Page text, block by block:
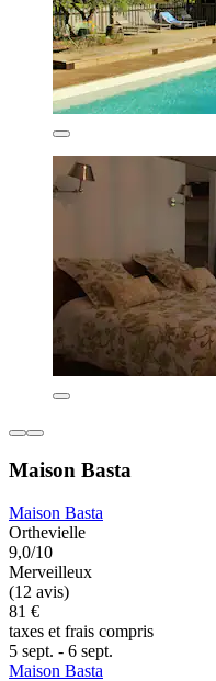
Maison Basta
Maison Basta
Orthevielle
9,0/10
Merveilleux
(12 avis)
81 €
taxes et frais compris
5 sept. - 6 sept.
Maison Basta